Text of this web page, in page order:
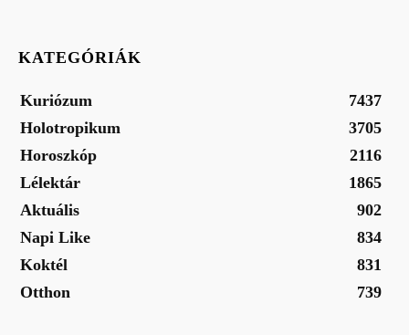
KATEGÓRIÁK
Kuriózum
7437
Holotropikum
3705
Horoszkóp
2116
Lélektár
1865
Aktuális
902
Napi Like
834
Koktél
831
Otthon
739